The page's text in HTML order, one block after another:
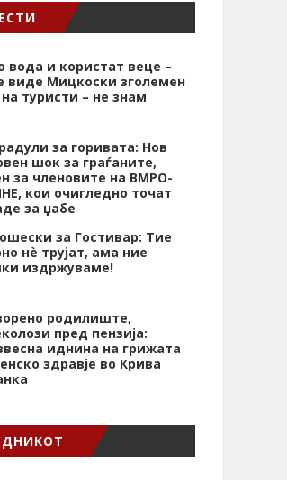
вода и користат веце –
виде Мицкоски зголемен
на туристи – не знам
за горивата: Нов
шок за граѓаните,
за членовите на ВМРО-
кои очигледно точат
за џабе
за Гостивар: Тие
нѐ трујат, ама ние
издржуваме!
родилиште,
пред пензија:
иднина на грижата
здравје во Крива